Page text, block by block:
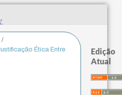
/
Ética Entre
Edição
Atual